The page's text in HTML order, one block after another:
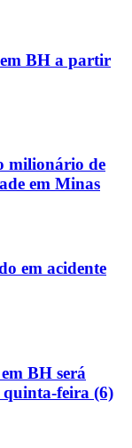
BH a partir
milionário de
em Minas
em acidente
BH será
feira (6)